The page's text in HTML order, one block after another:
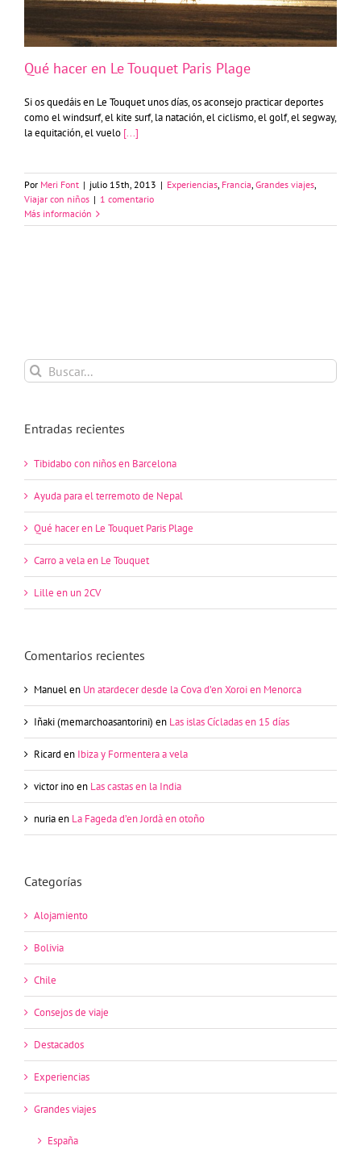
Qué hacer en Le Touquet Paris Plage
Si os quedáis en Le Touquet unos días, os aconsejo practicar deportes
como el windsurf, el kite surf, la natación, el ciclismo, el golf, el segway,
la equitación, el vuelo [...]
Por Meri Font | julio 15th, 2013 | Experiencias, Francia, Grandes viajes,
Viajar con niños | 1 comentario
Más información
Buscar:
Entradas recientes
Tibidabo con niños en Barcelona
Ayuda para el terremoto de Nepal
Qué hacer en Le Touquet Paris Plage
Carro a vela en Le Touquet
Lille en un 2CV
Comentarios recientes
Manuelen Un atardecer desde la Cova d’en Xoroi en Menorca
Iñaki (memarchoasantorini) en Las islas Cícladas en 15 días
Ricard en Ibiza y Formentera a vela
victor inoen Las castas en la India
nuriaen La Fageda d’en Jordà en otoño
Categorías
Alojamiento
Bolivia
Chile
Consejos de viaje
Destacados
Experiencias
Grandes viajes
España